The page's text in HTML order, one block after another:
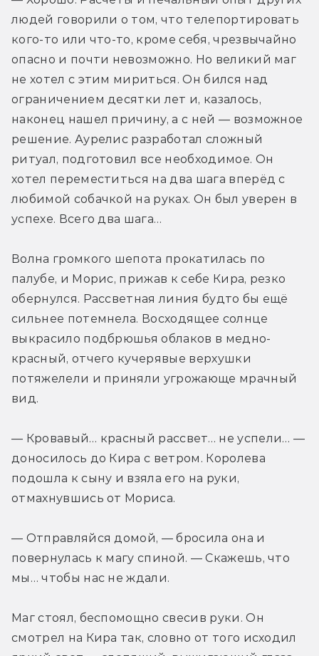
людей говорили о том, что телепортировать
кого-то или что-то, кроме себя, чрезвычайно
опасно и почти невозможно. Но великий маг
не хотел с этим мириться. Он бился над
ограничением десятки лет и, казалось,
наконец нашел причину, а с ней — возможное
решение. Аурелис разработал сложный
ритуал, подготовил все необходимое. Он
хотел переместиться на два шага вперёд с
любимой собачкой на руках. Он был уверен в
успехе. Всего два шага…
Волна громкого шепота прокатилась по
палубе, и Морис, прижав к себе Кира, резко
обернулся. Рассветная линия будто бы ещё
сильнее потемнела. Восходящее солнце
выкрасило подбрюшья облаков в медно-
красный, отчего кучерявые верхушки
потяжелели и приняли угрожающе мрачный
вид.
— Кровавый… красный рассвет… не успели… —
доносилось до Кира с ветром. Королева
подошла к сыну и взяла его на руки,
отмахнувшись от Мориса.
— Отправляйся домой, — бросила она и
повернулась к магу спиной. — Скажешь, что
мы… чтобы нас не ждали.
Маг стоял, беспомощно свесив руки. Он
смотрел на Кира так, словно от того исходил